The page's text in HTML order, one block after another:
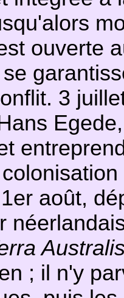
ouverte
3
août,
; il n'y